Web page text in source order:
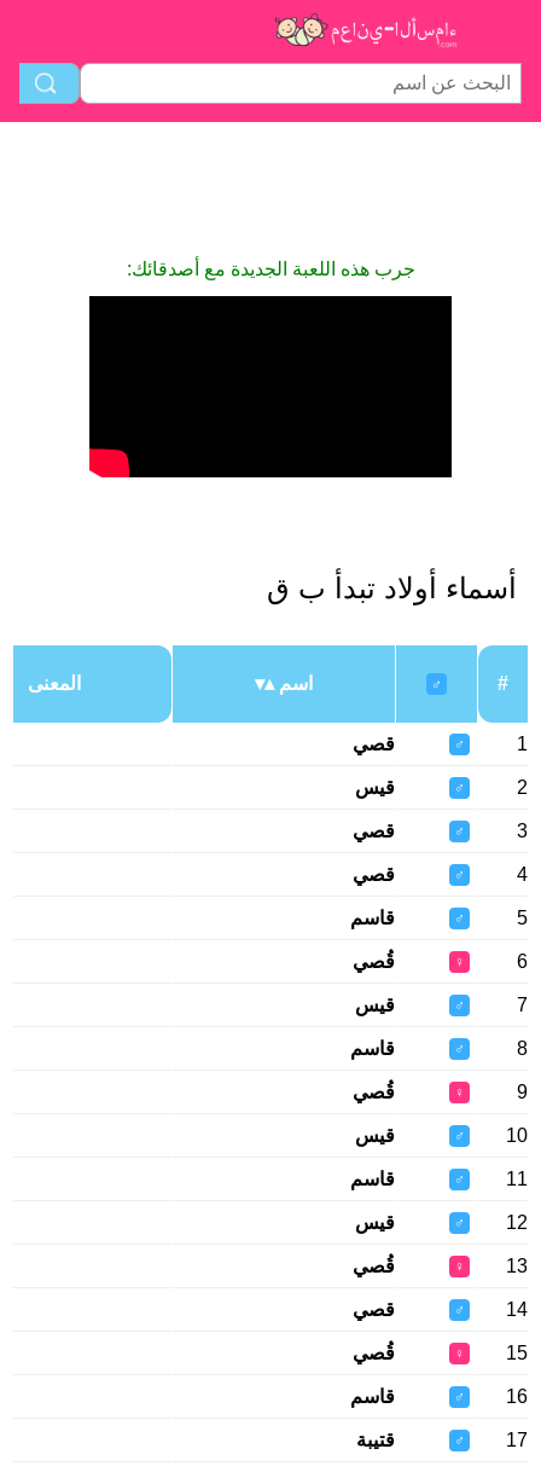
جرب هذه اللعبة الجديدة مع أصدقائك:
أسماء أولاد تبدأ ب ق
#
♂ اسم المعنى
1
♂ قصي
2
♂ قيس
3
♂ قصي
4
♂ قصي
5
♂ قاسم
6
♀ قُصي
7
♂ قيس
8
♂ قاسم
9
♀ قُصي
10
♂ قيس
11
♂ قاسم
12
♂ قيس
13
♀ قُصي
14
♂ قصي
15
♀ قُصي
16
♂ قاسم
17
♂ قتيبة